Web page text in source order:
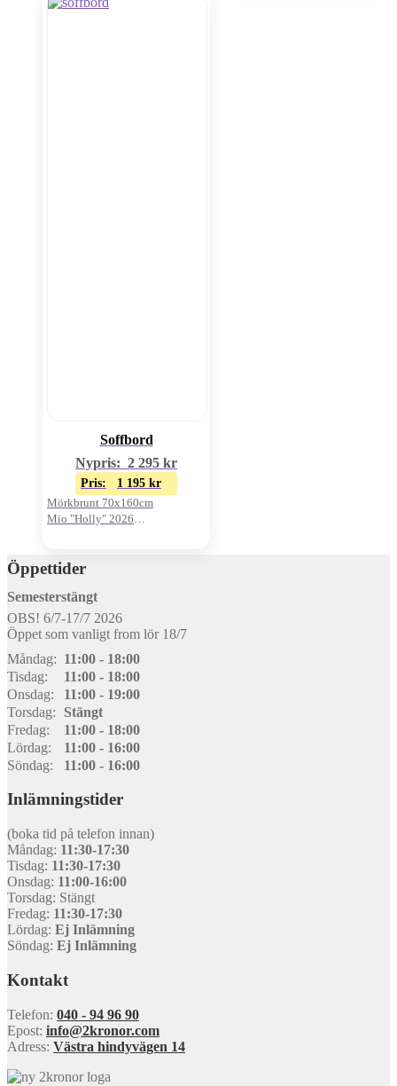
Soffbord
Nypris: 2 295 kr
Pris: 1 195 kr
Mörkbrunt 70x160cm
Mio "Holly" 2026
Öppettider
Semesterstängt
OBS! 6/7-17/7 2026
Öppet som vanligt from lör 18/7
Måndag: 11:00 - 18:00
Tisdag:
11:00 - 18:00
Onsdag:
11:00 - 19:00
Torsdag:
Stängt
Fredag:
11:00 - 18:00
Lördag:
11:00 - 16:00
Söndag:
11:00 - 16:00
Inlämningstider
(boka tid på telefon innan)
Måndag: 11:30-17:30
Tisdag: 11:30-17:30
Onsdag: 11:00-16:00
Torsdag: Stängt
Fredag: 11:30-17:30
Lördag: Ej Inlämning
Söndag: Ej Inlämning
Kontakt
Telefon: 040 - 94 96 90
Epost: info@2kronor.com
Adress: Västra hindyvägen 14